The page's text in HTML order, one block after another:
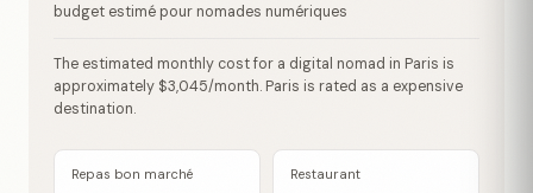
budget estimé pour nomades numériques
The estimated monthly cost for a digital nomad in Paris is
approximately $3,045/month. Paris is rated as a expensive
destination.
Repas bon marché Restaurant